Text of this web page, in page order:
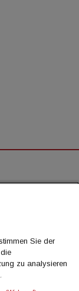
Sie der
zu analysieren